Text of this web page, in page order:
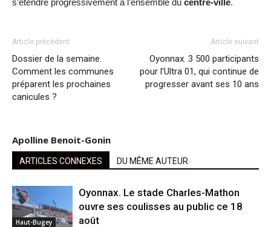
Article précédent
Dossier de la semaine.
Comment les communes
préparent les prochaines
canicules ?
Article suivant
Oyonnax. 3 500 participants
pour l’Ultra 01, qui continue de
progresser avant ses 10 ans
Apolline Benoit-Gonin
ARTICLES CONNEXES DU MÊME AUTEUR
Haut-Bugey
Oyonnax. Le stade Charles-Mathon
ouvre ses coulisses au public ce 18
août